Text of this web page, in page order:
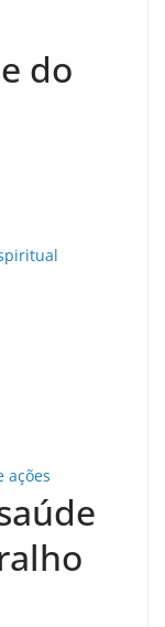
do
ações